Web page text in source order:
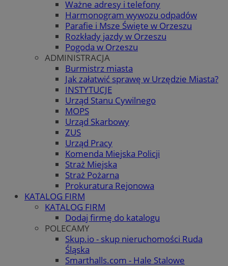
Ważne adresy i telefony
Harmonogram wywozu odpadów
Parafie i Msze Święte w Orzeszu
Rozkłady jazdy w Orzeszu
Pogoda w Orzeszu
ADMINISTRACJA
Burmistrz miasta
Jak załatwić sprawę w Urzędzie Miasta?
INSTYTUCJE
Urząd Stanu Cywilnego
MOPS
Urząd Skarbowy
ZUS
Urząd Pracy
Komenda Miejska Policji
Straż Miejska
Straż Pożarna
Prokuratura Rejonowa
KATALOG FIRM
KATALOG FIRM
Dodaj firmę do katalogu
POLECAMY
Skup.io - skup nieruchomości Ruda
Śląska
Smarthalls.com - Hale Stalowe